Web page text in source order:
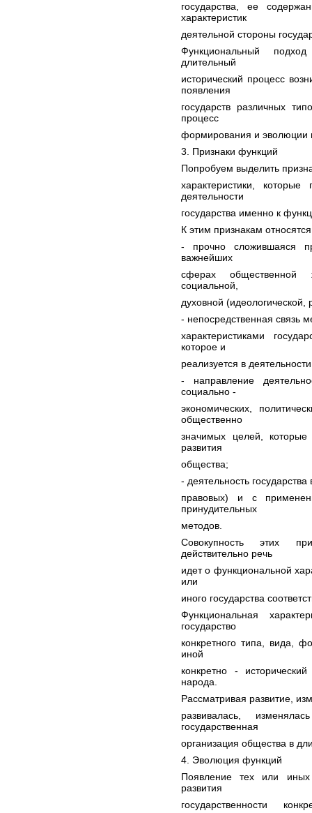
государства, ее
характеристик
деятельной стороны
Функциональный
длительный
исторический процесс
появления
государств различных
процесс
формирования и эволюции
3. Признаки функций
Попробуем выделить
характеристики,
деятельности
государства именно к
К этим признакам
- прочно сложившаяся
важнейших
сферах общественной
социальной,
духовной (идеологической,
- непосредственная
характеристиками
которое и
реализуется в
- направление
социально -
экономических,
общественно
значимых целей,
развития
общества;
- деятельность
правовых) и с
принудительных
методов.
Совокупность этих
действительно речь
идет о функциональной
или
иного государства
Функциональная
государство
конкретного типа, вида,
иной
конкретно -
народа.
Рассматривая развитие,
развивалась,
государственная
организация общества в
4. Эволюция функций
Появление тех или
развития
государственности